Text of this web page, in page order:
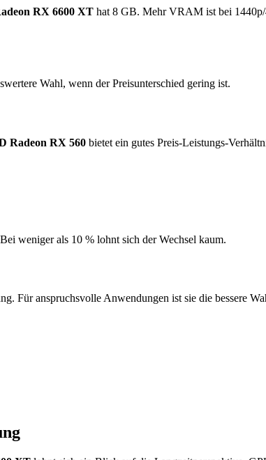
RX 6600 XT hat 8 GB. Mehr VRAM ist bei
Wahl, wenn der Preisunterschied gering ist.
Radeon RX 560 bietet ein gutes Preis-Leistungs-
weniger als 10 % lohnt sich der Wechsel kaum.
Für anspruchsvolle Anwendungen ist sie die bessere